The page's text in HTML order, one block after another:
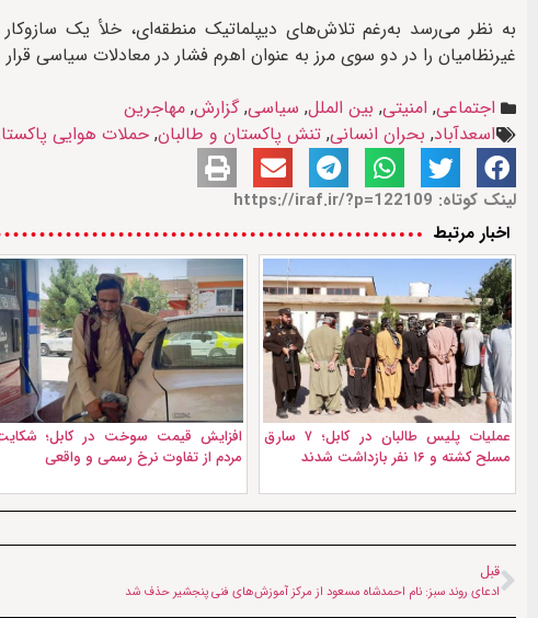
به نظر می‌رسد به‌رغم تلاش‌های دیپلماتیک منطقه‌ای، خلأ یک
غیرنظامیان را در دو سوی مرز به عنوان اهرم فشار در معادلات سیاسی
اجتماعی, امنیتی, بین الملل, سیاسی,گزارش, مهاجرین
اسعدآباد, بحران انسانی, تنش پاکستان و طالبان,حملات هوایی
لینک کوتاه: https://iraf.ir/?p=122109
اخبار مرتبط
عملیات پلیس طالبان در کابل؛ ۷ سارق
مسلح کشته و ۱۶ نفر بازداشت شدند
افزایش قیمت سوخت در کابل؛
مردم از تفاوت نرخ رسمی و واقعی
قبل
ادعای روند سبز: نام احمدشاه مسعود از مرکز آموزش‌های فنی پنجشیر حذف شد